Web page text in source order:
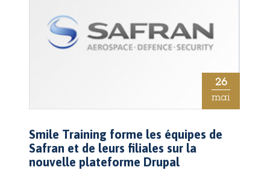
26
mai
Smile Training forme les équipes de
Safran et de leurs filiales sur la
nouvelle plateforme Drupal